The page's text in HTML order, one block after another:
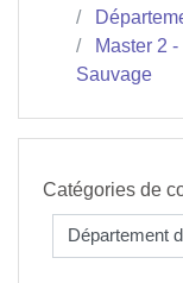
Master 2
Sauvage
Catégories de